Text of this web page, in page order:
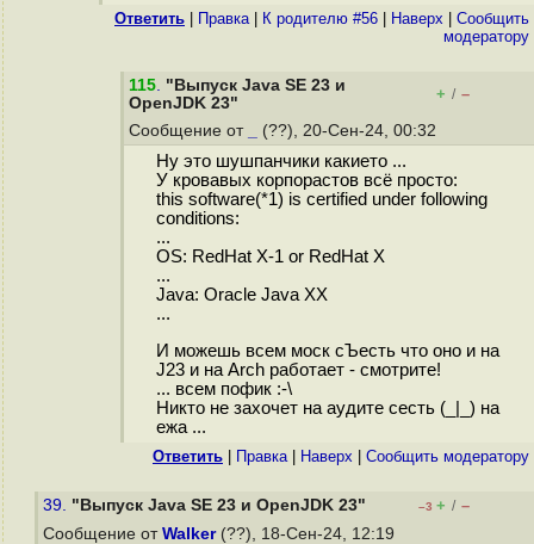
Ответить Правка| К родителю #56 Наверх
Cообщить
модератору
115. "Выпуск Java SE 23 и
OpenJDK 23"
+ / –
Сообщение от (??), 20-Сен-24, 00:32
Ну это шушпанчики какието ...
У кровавых корпорастов всё просто:
this software(*1) is certified under following
conditions:
...
OS: RedHat X-1 or RedHat X
...
Java: Oracle Java XX
...
И можешь всем моск сЪесть что оно и на
J23 и на Arch работает - смотрите!
... всем пофик :-\
Никто не захочет на аудите сесть (_|_) на
ежа ...
Ответить Правка| Наверх Cообщить модератору
39. "Выпуск Java SE 23 и OpenJDK 23" –3 + / –
Сообщение от Walker(??), 18-Сен-24, 12:19